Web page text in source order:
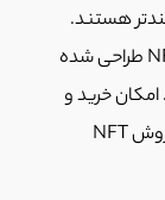
هستند.
هر بچه گربه در محیط این بازی به صورت یک NFT طراحی شده
خرید و
فروش توکن‌های این بازی در بازارهای خرید و فروش NFT